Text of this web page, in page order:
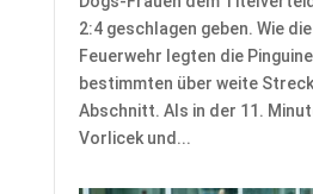
2:4 geschlagen geben. Wie
Feuerwehr legten die
bestimmten über weite
Abschnitt. Als in der 11.
Vorlicek und...